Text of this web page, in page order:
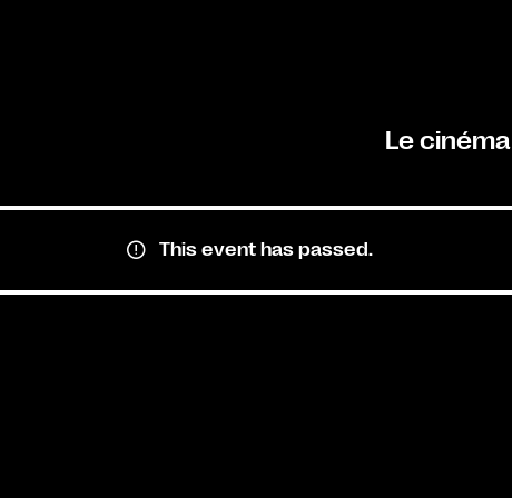
Le cinéma
This event has passed.